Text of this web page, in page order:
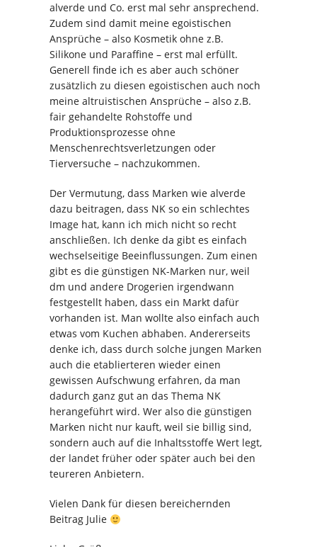
alverde und Co. erst mal sehr ansprechend.
Zudem sind damit meine egoistischen
Ansprüche – also Kosmetik ohne z.B.
Silikone und Paraffine – erst mal erfüllt.
Generell finde ich es aber auch schöner
zusätzlich zu diesen egoistischen auch noch
meine altruistischen Ansprüche – also z.B.
fair gehandelte Rohstoffe und
Produktionsprozesse ohne
Menschenrechtsverletzungen oder
Tierversuche – nachzukommen.
Der Vermutung, dass Marken wie alverde
dazu beitragen, dass NK so ein schlechtes
Image hat, kann ich mich nicht so recht
anschließen. Ich denke da gibt es einfach
wechselseitige Beeinflussungen. Zum einen
gibt es die günstigen NK-Marken nur, weil
dm und andere Drogerien irgendwann
festgestellt haben, dass ein Markt dafür
vorhanden ist. Man wollte also einfach auch
etwas vom Kuchen abhaben. Andererseits
denke ich, dass durch solche jungen Marken
auch die etablierteren wieder einen
gewissen Aufschwung erfahren, da man
dadurch ganz gut an das Thema NK
herangeführt wird. Wer also die günstigen
Marken nicht nur kauft, weil sie billig sind,
sondern auch auf die Inhaltsstoffe Wert legt,
der landet früher oder später auch bei den
teureren Anbietern.
Vielen Dank für diesen bereichernden
Beitrag Julie